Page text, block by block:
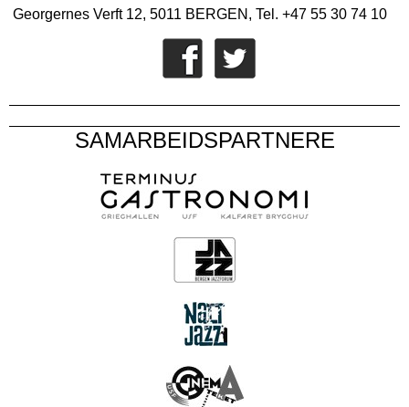
Georgernes Verft 12, 5011 BERGEN, Tel. +47 55 30 74 10
SAMARBEIDSPARTNERE